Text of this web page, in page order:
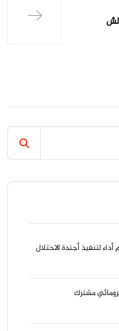
لتنفيذ أجندة الاحتلال
مشترك